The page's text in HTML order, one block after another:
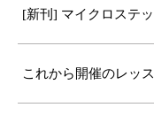
[新刊] マイクロステ
これから開催のレッ